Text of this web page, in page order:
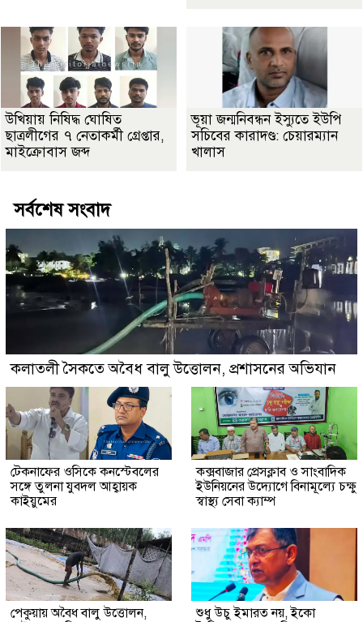
উখিয়ায় নিষিদ্ধ ঘোষিত
ছাত্রলীগের ৭ নেতাকর্মী গ্রেপ্তার,
মাইক্রোবাস জব্দ
ভূয়া জন্মনিবন্ধন ইস্যুতে ইউপি
সচিবের কারাদণ্ড: চেয়ারম্যান
খালাস
সর্বশেষ সংবাদ
কলাতলী সৈকতে অবৈধ বালু উত্তোলন, প্রশাসনের অভিযান
টেকনাফের ওসিকে কনস্টেবলের
সঙ্গে তুলনা যুবদল আহ্বায়ক
কাইয়ুমের
কক্সবাজার প্রেসক্লাব ও সাংবাদিক
ইউনিয়নের উদ্যোগে বিনামূল্যে চক্ষু
স্বাস্থ্য সেবা ক্যাম্প
পেকুয়ায় অবৈধ বালু উত্তোলন,
শুধু উচু ইমারত নয়, ইকো